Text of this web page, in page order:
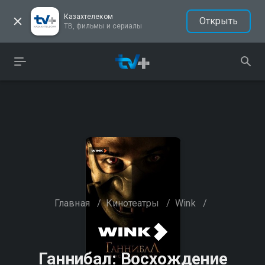
Казахтелеком
ТВ, фильмы и сериалы
Открыть
Главная / Кинотеатры / Wink /
Ганнибал: Восхождение